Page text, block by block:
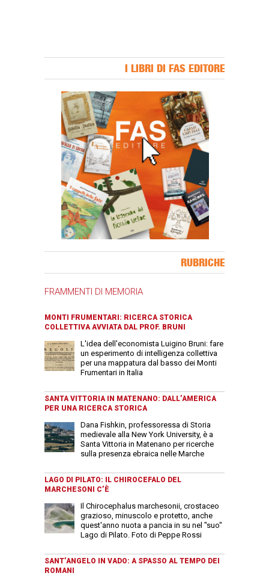
I LIBRI DI FAS EDITORE
RUBRICHE
FRAMMENTI DI MEMORIA
MONTI FRUMENTARI: RICERCA STORICA
COLLETTIVA AVVIATA DAL PROF. BRUNI
L'idea dell'economista Luigino Bruni: fare
un esperimento di intelligenza collettiva
per una mappatura dal basso dei Monti
Frumentari in Italia
SANTA VITTORIA IN MATENANO: DALL’AMERICA
PER UNA RICERCA STORICA
Dana Fishkin, professoressa di Storia
medievale alla New York University, è a
Santa Vittoria in Matenano per ricerche
sulla presenza ebraica nelle Marche
LAGO DI PILATO: IL CHIROCEFALO DEL
MARCHESONI C’È
Il Chirocephalus marchesonii, crostaceo
grazioso, minuscolo e protetto, anche
quest'anno nuota a pancia in su nel "suo"
Lago di Pilato. Foto di Peppe Rossi
SANT’ANGELO IN VADO: A SPASSO AL TEMPO DEI
ROMANI